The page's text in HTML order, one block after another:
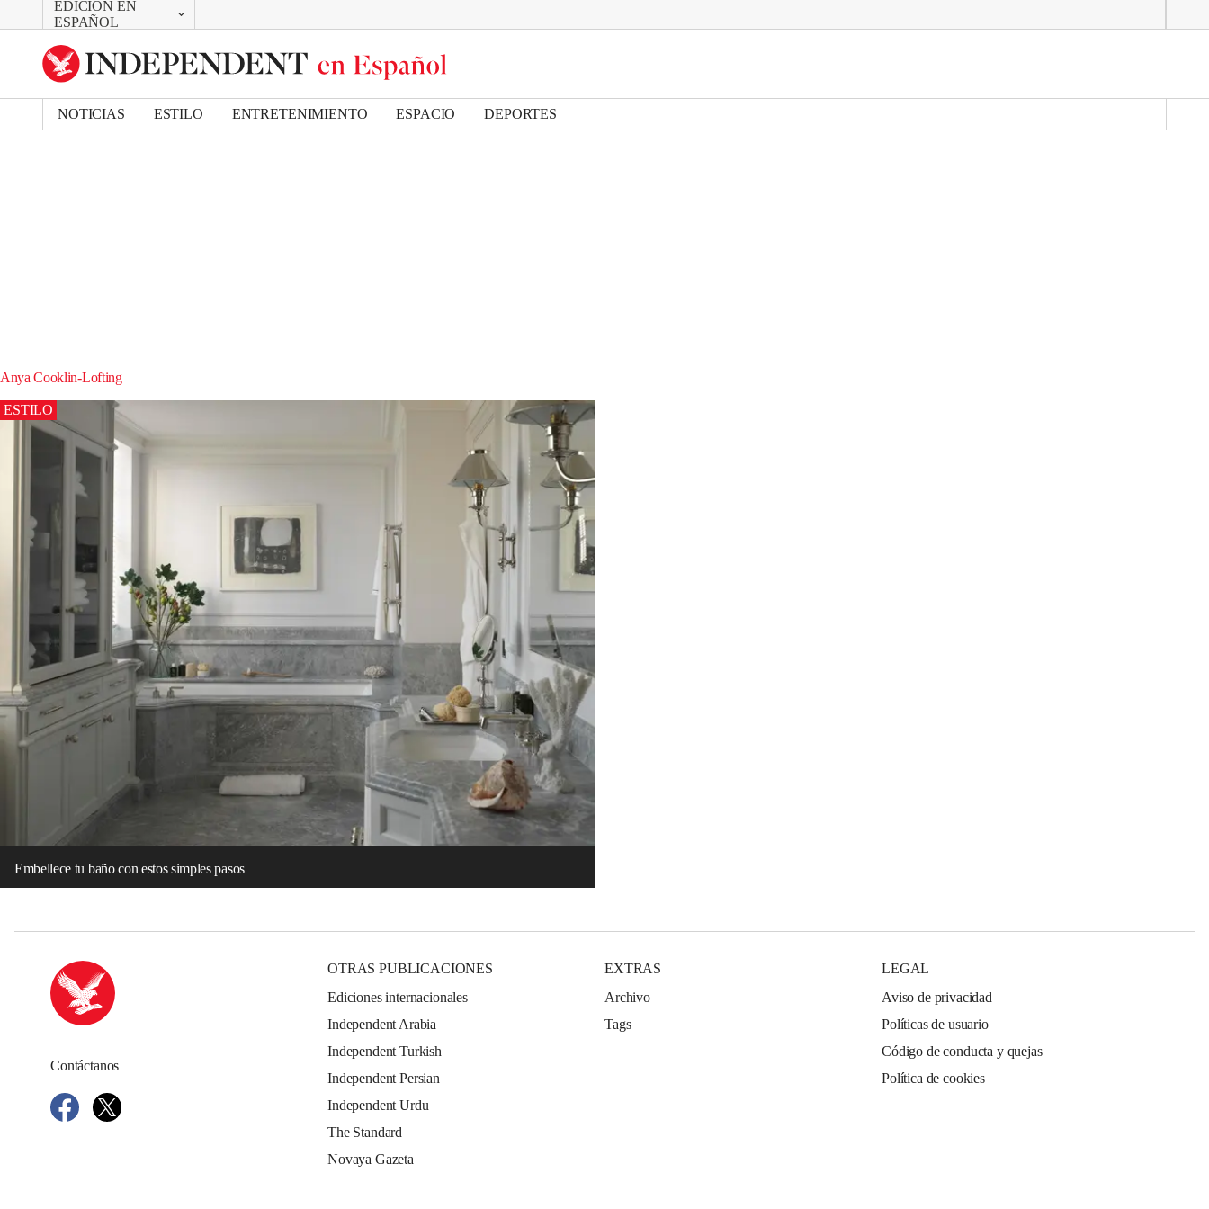
EDICIÓN EN
ESPAÑOL
CAMBIAR
UK Edition
US Edition
NOTICIAS ESTILO ENTRETENIMIENTO ESPACIO DEPORTES
Anya Cooklin-Lofting
ESTILO
Embellece tu baño con estos simples pasos
Contáctanos
OTRAS PUBLICACIONES
Ediciones internacionales
Independent Arabia
Independent Turkish
Independent Persian
Independent Urdu
The Standard
Novaya Gazeta
EXTRAS
Archivo
Tags
LEGAL
Aviso de privacidad
Políticas de usuario
Código de conducta y quejas
Política de cookies